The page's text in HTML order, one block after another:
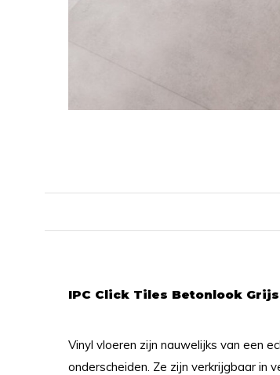
IPC Click Tiles Betonlook Grijs
Vinyl vloeren zijn nauwelijks van een
onderscheiden. Ze zijn verkrijgbaar in